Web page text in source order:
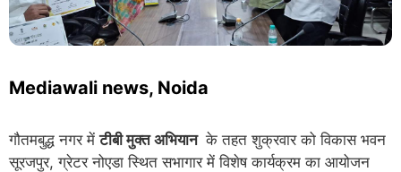
Mediawali news, Noida
गौतमबुद्ध नगर मेंटीबी मुक्त अभियान के तहत शुक्रवार को विकास भवन
सूरजपुर, ग्रेटर नोएडा स्थित सभागार में विशेष कार्यक्रम का आयोजन